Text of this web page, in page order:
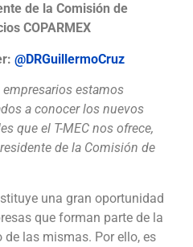
de la Comisión de
COPARMEX
@DRGuillermoCruz
empresarios estamos
a conocer los nuevos
que el T-MEC nos ofrece,
de la Comisión de
una gran oportunidad
que forman parte de la
las mismas. Por ello, es